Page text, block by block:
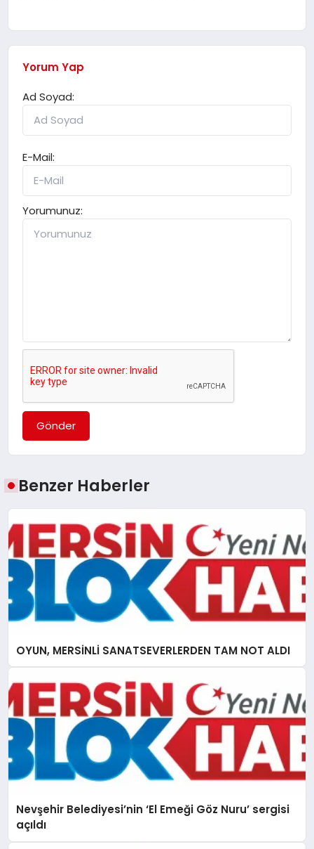
Yorum Yap
Ad Soyad:
E-Mail:
Yorumunuz:
Gönder
Benzer Haberler
OYUN, MERSİNLİ SANATSEVERLERDEN TAM NOT ALDI
Nevşehir Belediyesi’nin ‘El Emeği Göz Nuru’ sergisi
açıldı